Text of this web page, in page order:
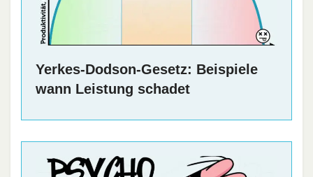
Yerkes-Dodson-Gesetz: Beispiele
wann Leistung schadet